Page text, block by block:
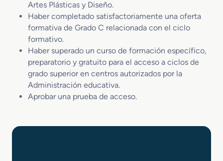
Artes Plásticas y Diseño.
Haber completado satisfactoriamente una oferta
formativa de Grado C relacionada con el ciclo
formativo.
Haber superado un curso de formación específico,
preparatorio y gratuito para el acceso a ciclos de
grado superior en centros autorizados por la
Administración educativa.
Aprobar una prueba de acceso.